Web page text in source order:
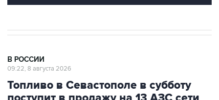
Топливо в Севастополе в субботу
поступит в продажу на 13 АЗС сети
"Атан"